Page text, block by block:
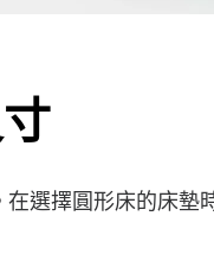
選擇圓形床的床